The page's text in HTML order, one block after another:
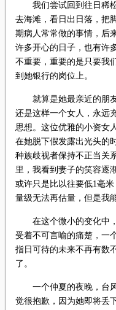
我们尝试回到往日稀松
去海滩，看日出日落，把
期病人常常做的事情，后
许多开心的日子，也有许
不重要，重要的是只要我
到她银行的岗位上。
就算是她最亲近的朋友
还是这样一个女人，永远
思想。这位优雅的小资女
在她脱下假发露出光头的
种族歧视者保持不正当关
里，我看到妻子的笑容逐
或许只是比以往要低1毫
量级无法再估量，但是我
在这个微小的变化中，
受着不可言喻的痛楚，一
指日可待的未来不再有数
了。
一个仲夏的夜晚，台风
觉很抱歉，因为她即将丢